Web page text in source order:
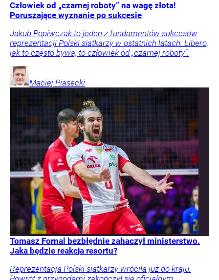
Człowiek od „czarnej roboty” na wagę złota!
Poruszające wyznanie po sukcesie
Jakub Popiwczak to jeden z fundamentów sukcesów
reprezentacji Polski siatkarzy w ostatnich latach. Libero,
jak to często bywa, to człowiek od „czarnej roboty”.
Maciej Piasecki
Tomasz Fornal bezbłędnie zahaczył ministerstwo.
Jaka będzie reakcja resortu?
Reprezentacja Polski siatkarzy wróciła już do kraju.